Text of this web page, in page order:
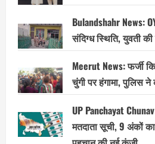
Bulandshahr News:
संदिग्ध स्थिति, युवती
Meerut News: फर्जी
चुंगी पर हंगामा, पुलिस ने
UP Panchayat
मतदाता सूची, 9 अंकों